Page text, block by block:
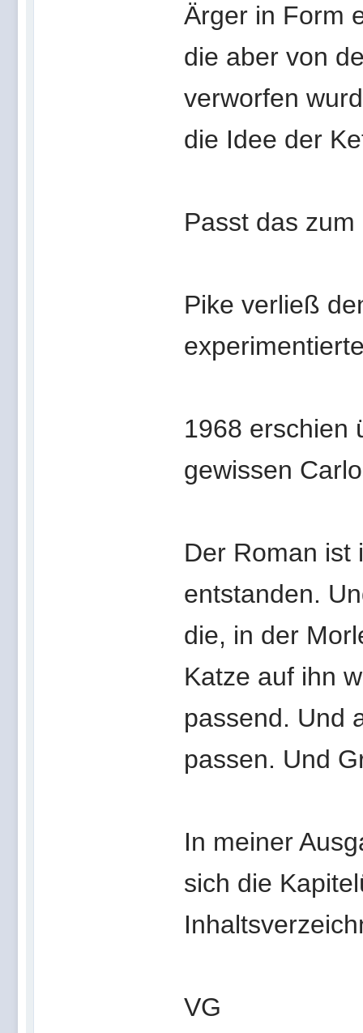
Ärger in Form
die aber von
verworfen
die Idee der
Passt das
Pike verließ
1968 erschien
gewissen
Der Roman ist
entstanden.
die, in der
Katze auf ihn
passend. Und
passen. Und
In meiner
sich die
VG